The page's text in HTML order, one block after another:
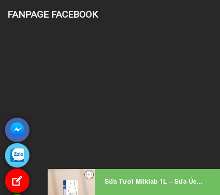
FANPAGE FACEBOOK
Sữa Tươi Milklab 1L – Sữa Úc Pha Cafe & Đánh Bọt